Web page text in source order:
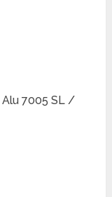
Alu 7005 SL /